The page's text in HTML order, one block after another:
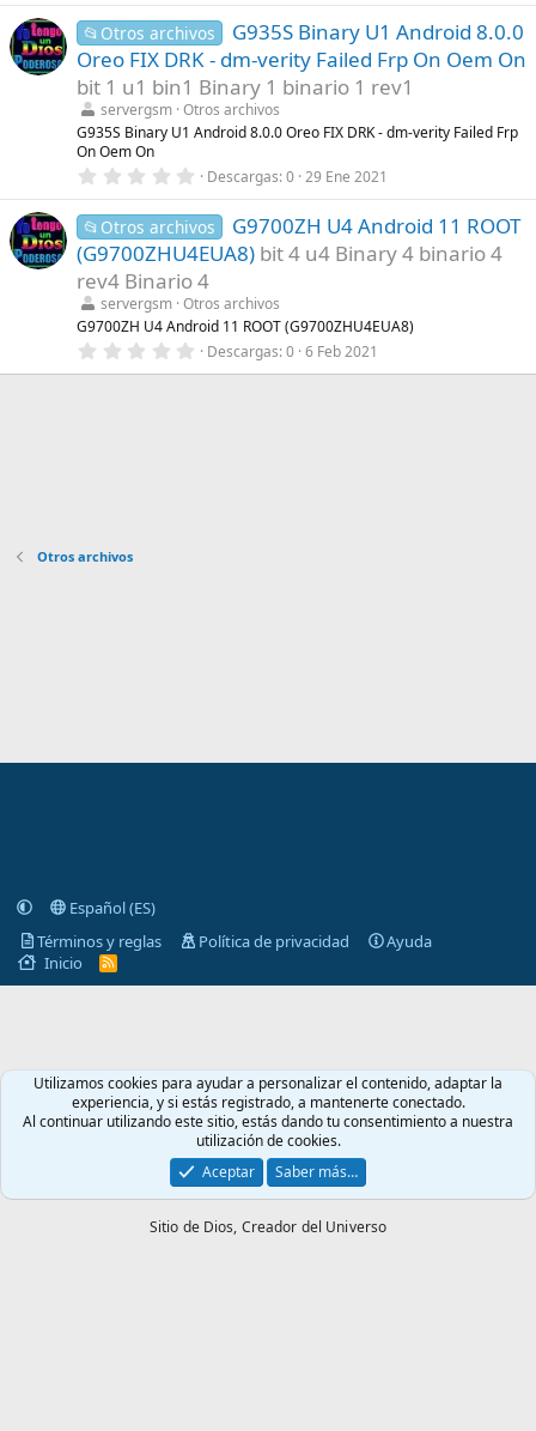
0
0
e
s
t
r
e
l
s
)
📂Otros archivos
G935S Binary U1 Android 8.0.0
Oreo FIX DRK - dm-verity Failed Frp On Oem On
bit 1 u1 bin1 Binary 1 binario 1 rev1
servergsm Otros archivos
G935S Binary U1 Android 8.0.0 Oreo FIX DRK - dm-verity Failed Frp
On Oem On
0
0
0
e
s
t
r
e
l
a
(
Descargas 0 29 Ene 2021
📂Otros archivos
G9700ZH U4 Android 11 ROOT
(G9700ZHU4EUA8) bit 4 u4 Binary 4 binario 4
rev4 Binario 4
servergsm Otros archivos
G9700ZH U4 Android 11 ROOT (G9700ZHU4EUA8)
0
0
Descargas 0 6 Feb 2021
Otros archivos
Español (ES)
Términos y reglas
Política de privacidad
Ayuda
Inicio
R
S
Utilizamos cookies para ayudar a personalizar el contenido, adaptar la
experiencia, y si estás registrado, a mantenerte conectado.
Al continuar utilizando este sitio, estás dando tu consentimiento a nuestra
utilización de cookies.
Aceptar
Saber más…
Sitio de Dios, Creador del Universo